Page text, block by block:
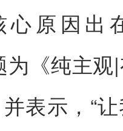
原因出
为《纯主观
表示，“